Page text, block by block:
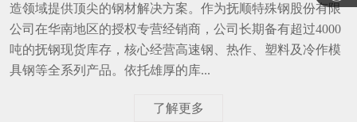
造领域提供顶尖的钢材解决方案。作为抚顺特殊钢股份有限
公司在华南地区的授权专营经销商，公司长期备有超过4000
吨的抚钢现货库存，核心经营高速钢、热作、塑料及冷作模
具钢等全系列产品。依托雄厚的库...
了解更多